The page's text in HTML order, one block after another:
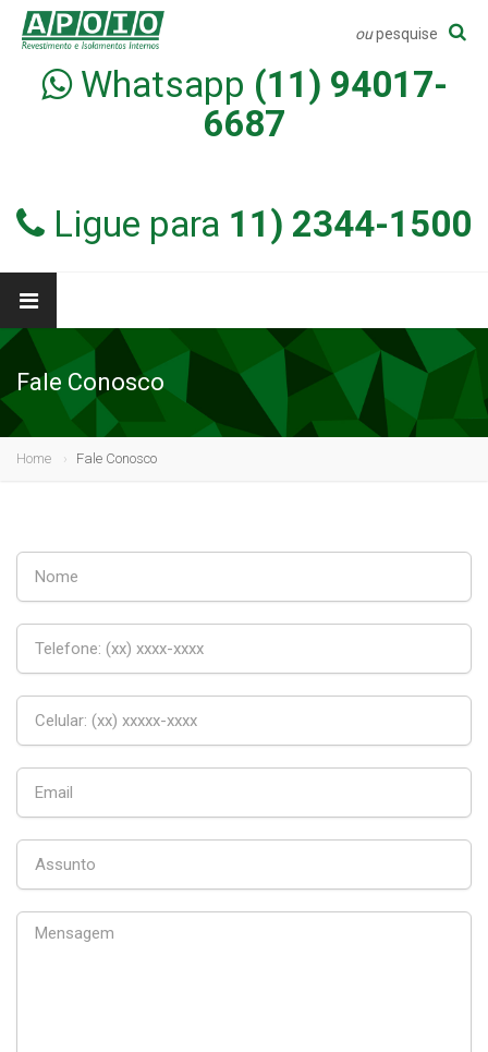
oupesquise
Whatsapp (11) 94017-
6687
Ligue para 11) 2344-1500
Fale Conosco
Home Fale Conosco